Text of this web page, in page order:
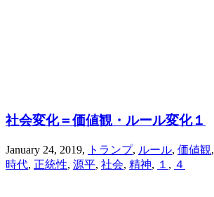
社会変化＝価値観・ルール変化１
January 24, 2019, トランプ, ルール, 価値観,
時代, 正統性, 源平, 社会, 精神, １ , ４